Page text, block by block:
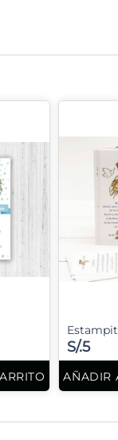
S/.5
AÑADIR